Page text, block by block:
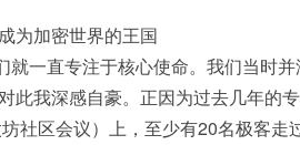
就一直专注于核心使命。我们当时
此我深感自豪。正因为过去几年的
社区会议）上，至少有20名极客走